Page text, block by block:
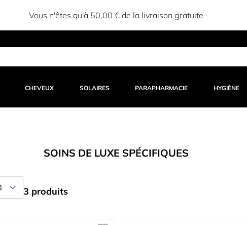
Vous n'êtes qu'à 50,00 € de la livraison gratuite
CHEVEUX SOLAIRES PARAPHARMACIE HYGIÈNE
SOINS DE LUXE SPÉCIFIQUES
3 produits